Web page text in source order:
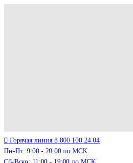
Горячая линия 8 800 100 24 04
Пн-Пт: 9:00 - 20:00 по МСК